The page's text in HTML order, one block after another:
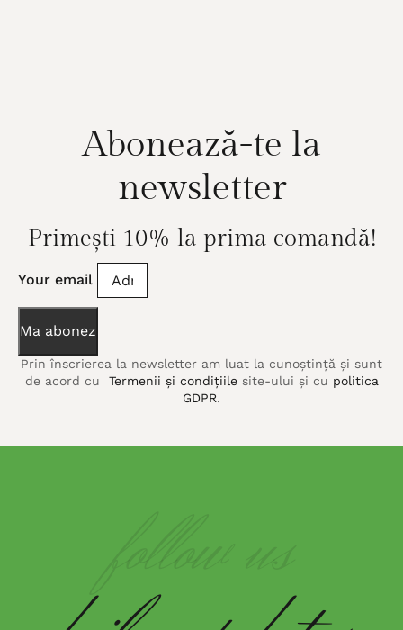
Abonează-te la
newsletter
Primești 10% la prima comandă!
Your email
Ma abonez
Prin înscrierea la newsletter am luat la cunoștință și sunt
de acord cu
Termenii și condițiilesite-ului și cu politica
GDPR.
follow us